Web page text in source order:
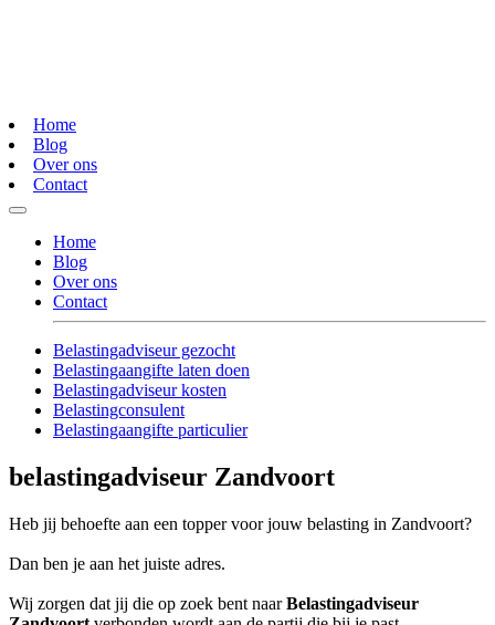
Home
Blog
Over ons
Contact
Home
Blog
Over ons
Contact
Belastingadviseur gezocht
Belastingaangifte laten doen
Belastingadviseur kosten
Belastingconsulent
Belastingaangifte particulier
belastingadviseur Zandvoort
Heb jij behoefte aan een topper voor jouw belasting in Zandvoort?
Dan ben je aan het juiste adres.
Wij zorgen dat jij die op zoek bent naarBelastingadviseur